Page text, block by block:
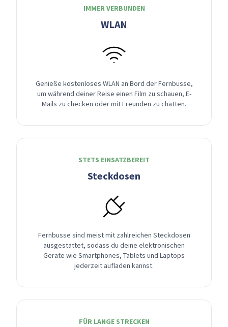
IMMER VERBUNDEN
WLAN
Genieße kostenloses WLAN an Bord der Fernbusse,
um während deiner Reise einen Film zu schauen, E-
Mails zu checken oder mit Freunden zu chatten.
STETS EINSATZBEREIT
Steckdosen
Fernbusse sind meist mit zahlreichen Steckdosen
ausgestattet, sodass du deine elektronischen
Geräte wie Smartphones, Tablets und Laptops
jederzeit aufladen kannst.
FÜR LANGE STRECKEN